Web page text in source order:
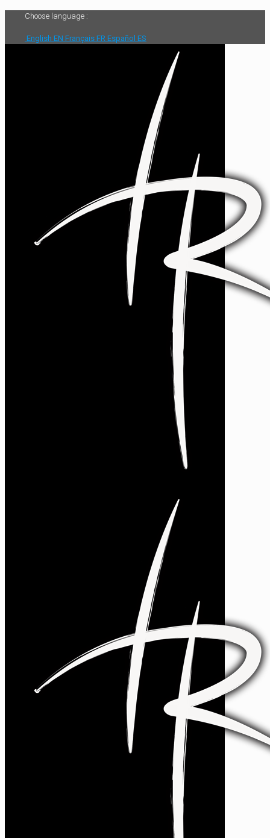
Choose language :
English EN Français FR Español ES